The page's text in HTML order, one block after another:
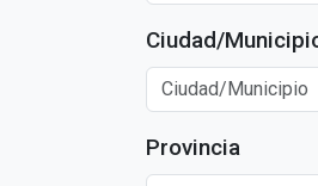
Ciudad/
Provincia